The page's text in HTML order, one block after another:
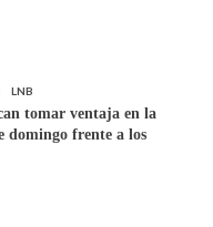
LNB
tomar ventaja en la
domingo frente a los